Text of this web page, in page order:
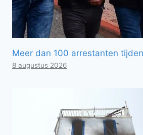
Meer dan 100 arrestanten
8 augustus 2026